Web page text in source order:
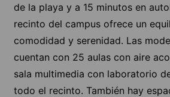
de la playa y a 15 minutos en
recinto del campus ofrece un
comodidad y serenidad. Las
cuentan con 25 aulas con aire
sala multimedia con laboratorio
todo el recinto. También hay